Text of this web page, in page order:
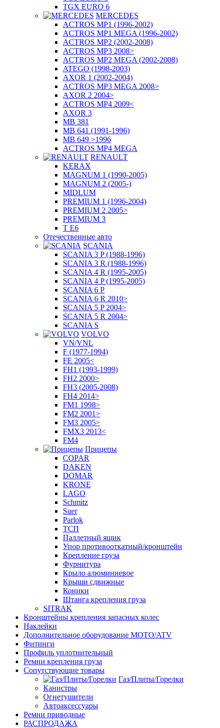
TGX EURO 6
MERCEDES
ACTROS MP1 (1996-2002)
ACTROS MP1 MEGA (1996-2002)
ACTROS MP2 (2002-2008)
ACTROS MP3 2008>
ACTROS MP2 MEGA (2002-2008)
ATEGO (1998-2003)
AXOR 1 (2002-2004)
ACTROS MP3 MEGA 2008>
AXOR 2 2004>
ACTROS MP4 2009<
AXOR 3
MB 381
MB 641 (1991-1996)
MB 649 >1996
ACTROS MP4 MEGA
RENAULT
KERAX
MAGNUM 1 (1990-2005)
MAGNUM 2 (2005-)
MIDLUM
PREMIUM 1 (1996-2004)
PREMIUM 2 2005>
PREMIUM 3
T E6
Отечественные авто
SCANIA
SCANIA 3 P (1988-1996)
SCANIA 3 R (1988-1996)
SCANIA 4 R (1995-2005)
SCANIA 4 P (1995-2005)
SCANIA 6 P
SCANIA 6 R 2010>
SCANIA 5 P 2004>
SCANIA 5 R 2004>
SCANIA S
VOLVO
VN/VNL
F (1977-1994)
FE 2005<
FH1 (1993-1999)
FH2 2000>
FH3 (2005-2008)
FH4 2014>
FM1 1998>
FM2 2001>
FM3 2005>
FMX3 2013<
FM4
Прицепы
COPAR
DAKEN
DOMAR
KRONE
LAGO
Schmitz
Suer
Parlok
ТСП
Паллетный ящик
Упор противооткатный/кронштейн
Крепление груза
Фурнитура
Крыло алюминиевое
Крыши сдвижные
Коники
Штанга крепления груза
SITRAK
Кронштейны крепления запасных колес
Наклейки
Дополнительное оборудование MOTO/ATV
Фитинги
Профиль уплотнительный
Ремни крепления груза
Сопутствующие товары
Газ/Плиты/Горелки
Канистры
Огнетушители
Автоаксессуары
Ремни приводные
РАСПРОДАЖА